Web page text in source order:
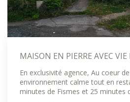
risques auxquels ce bien est
le site géorgiques:
exemplaire vous sera fourni lors
visite. Le prix est exprimé
Immobilière des 2 Vallées Agence
En exclusivité agence, Au coeur
environnement calme tout en
minutes de Fismes et 25 minutes